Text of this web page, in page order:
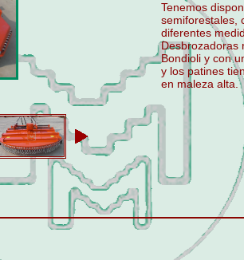
Tenemos
semiforestales,
diferentes
Desbrozadoras
Bondioli y con
y los patines
en maleza alta.